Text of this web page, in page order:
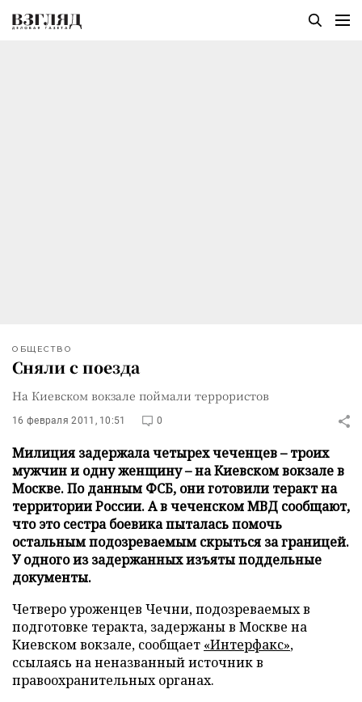
ОБЩЕСТВО
Сняли с поезда
На Киевском вокзале поймали террористов
16 февраля 2011, 10:51 0
Милиция задержала четырех чеченцев – троих
мужчин и одну женщину – на Киевском вокзале в
Москве. По данным ФСБ, они готовили теракт на
территории России. А в чеченском МВД сообщают,
что это сестра боевика пыталась помочь
остальным подозреваемым скрыться за границей.
У одного из задержанных изъяты поддельные
документы.
Четверо уроженцев Чечни, подозреваемых в
подготовке теракта, задержаны в Москве на
Киевском вокзале, сообщает «Интерфакс»,
ссылаясь на неназванный источник в
правоохранительных органах.